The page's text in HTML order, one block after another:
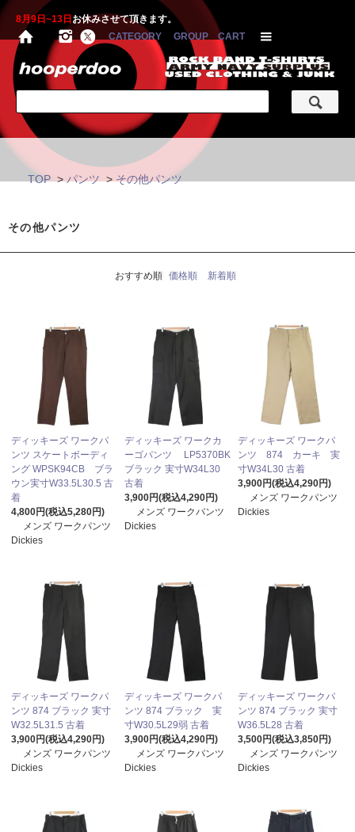
8月9日~13日 お休みさせて頂きます。
CATEGORY
GROUP CART
TOP >パンツ >その他パンツ
その他パンツ
おすすめ順 価格順 新着順
ディッキーズ ワークパ
ンツ スケートボーディ
ング WPSK94CB ブラ
ウン実寸W33.5L30.5 古
着
4,800円(税込5,280円)
メンズ ワークパンツ
Dickies
ディッキーズ ワークカ
ーゴパンツ LP5370BK
ブラック 実寸W34L30
古着
3,900円(税込4,290円)
メンズ ワークパンツ
Dickies
ディッキーズ ワークパ
ンツ 874 カーキ 実
寸W34L30 古着
3,900円(税込4,290円)
メンズ ワークパンツ
Dickies
ディッキーズ ワークパ
ンツ 874 ブラック 実寸
W32.5L31.5 古着
3,900円(税込4,290円)
メンズ ワークパンツ
Dickies
ディッキーズ ワークパ
ンツ 874 ブラック 実
寸W30.5L29弱 古着
3,900円(税込4,290円)
メンズ ワークパンツ
Dickies
ディッキーズ ワークパ
ンツ 874 ブラック 実寸
W36.5L28 古着
3,500円(税込3,850円)
メンズ ワークパンツ
Dickies